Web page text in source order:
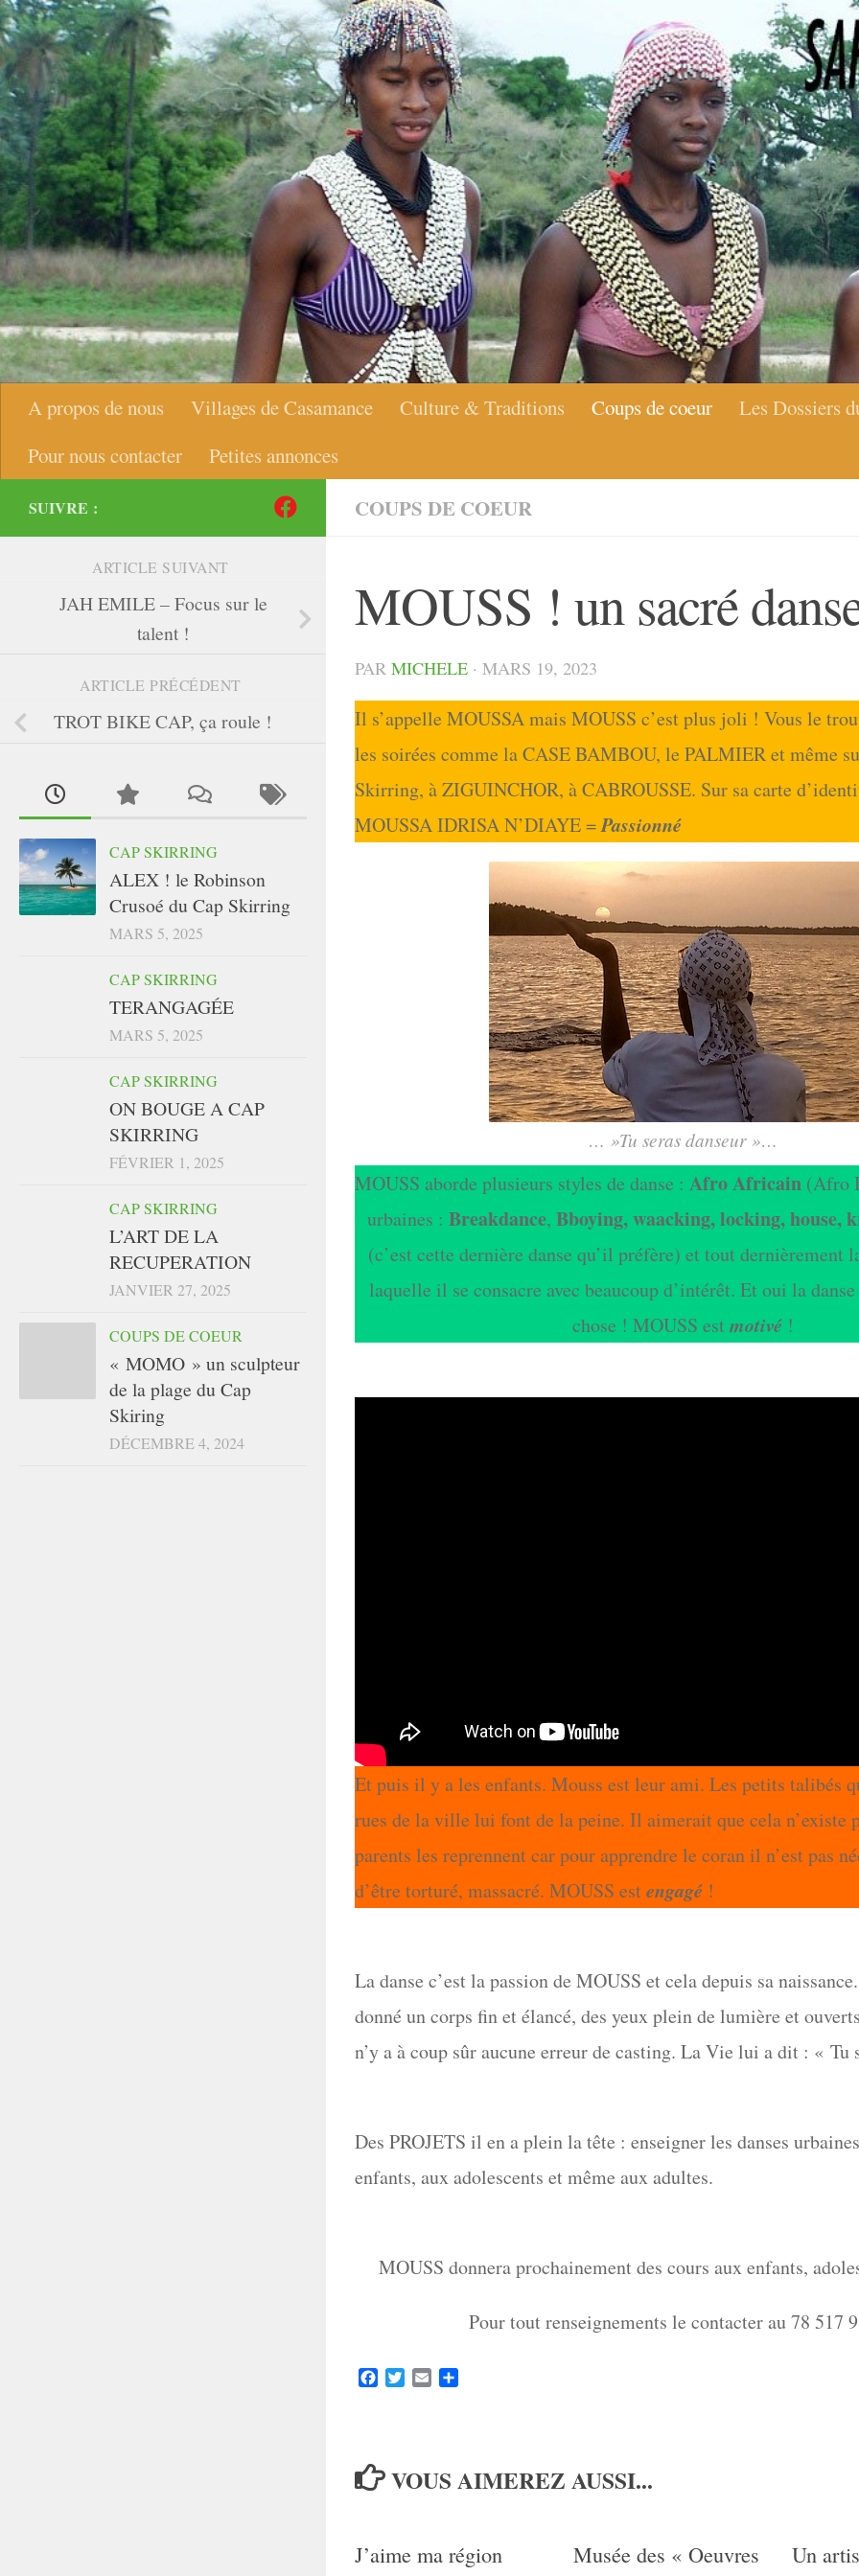
Skip to content
A propos de nous Villages de Casamance Culture & Traditions Coups de coeur Les Dossiers
Pour nous contacter
Petites annonces
COUPS DE COEUR
MOUSS ! un sacré
PAR MICHELE · MARS 19, 2023
Il s’appelle MOUSSA mais MOUSS c’est plus joli ! Vous le
les soirées comme la CASE BAMBOU, le PALMIER et même
Skirring, à ZIGUINCHOR, à CABROUSSE. Sur sa carte
MOUSSA IDRISA N’DIAYE =Passionné
… »Tu seras danseur »…
MOUSS aborde plusieurs styles de danse : Afro Africain (Afro
urbaines : Breakdance, Bboying, waacking, locking, house,
(c’est cette dernière danse qu’il préfère) et tout dernièrement
laquelle il se consacre avec beaucoup d’intérêt. Et oui la
chose ! MOUSS estmotivé!
Et puis il y a les enfants. Mouss est leur ami. Les petits talibés
rues de la ville lui font de la peine. Il aimerait que cela n’existe
parents les reprennent car pour apprendre le coran il n’est pas
d’être torturé, massacré. MOUSS estengagé !
La danse c’est la passion de MOUSS et cela depuis sa
donné un corps fin et élancé, des yeux plein de lumière et
n’y a à coup sûr aucune erreur de casting. La Vie lui a dit : « Tu
Des PROJETS il en a plein la tête : enseigner les danses
enfants, aux adolescents et même aux adultes.
MOUSS donnera prochainement des cours aux enfants,
Pour tout renseignements le contacter au 78 517
FacebookTwitterEmail
VOUS AIMEREZ AUSSI...
J’aime ma région
Musée des « Oeuvres
Un
SUIVRE :
ARTICLE SUIVANT
JAH EMILE – Focus sur le
talent !
ARTICLE PRÉCÉDENT
TROT BIKE CAP, ça roule !
CAP SKIRRING
ALEX ! le Robinson
Crusoé du Cap Skirring
MARS 5, 2025
CAP SKIRRING
TERANGAGÉE
MARS 5, 2025
CAP SKIRRING
ON BOUGE A CAP
SKIRRING
FÉVRIER 1, 2025
CAP SKIRRING
L’ART DE LA
RECUPERATION
JANVIER 27, 2025
COUPS DE COEUR
« MOMO » un sculpteur
de la plage du Cap
Skiring
DÉCEMBRE 4, 2024